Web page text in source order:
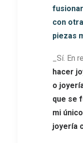
con
piezas
_Sí. En
hacer
o
que se
mi
joyería